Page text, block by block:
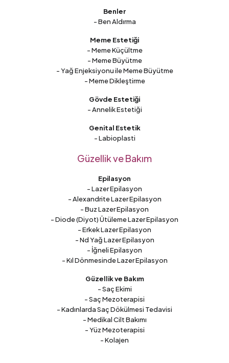
Benler
- Ben Aldırma
Meme Estetiği
- Meme Küçültme
- Meme Büyütme
- Yağ Enjeksiyonu ile Meme Büyütme
- Meme Dikleştirme
Gövde Estetiği
- Annelik Estetiği
Genital Estetik
- Labioplasti
Güzellik ve Bakım
Epilasyon
- Lazer Epilasyon
- Alexandrite Lazer Epilasyon
- Buz Lazer Epilasyon
- Diode (Diyot) Ütüleme Lazer Epilasyon
- Erkek Lazer Epilasyon
- Nd Yağ Lazer Epilasyon
- İğneli Epilasyon
- Kıl Dönmesinde Lazer Epilasyon
Güzellik ve Bakım
- Saç Ekimi
- Saç Mezoterapisi
- Kadınlarda Saç Dökülmesi Tedavisi
- Medikal Cilt Bakımı
- Yüz Mezoterapisi
- Kolajen